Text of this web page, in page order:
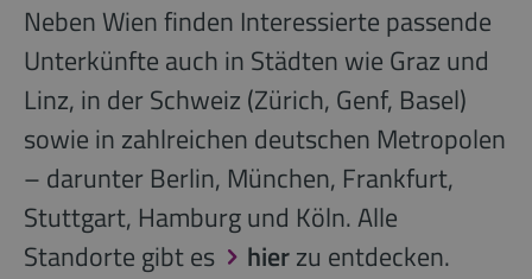
Neben Wien finden Interessierte passende
Unterkünfte auch in Städten wie Graz und
Linz, in der Schweiz (Zürich, Genf, Basel)
sowie in zahlreichen deutschen Metropolen
– darunter Berlin, München, Frankfurt,
Stuttgart, Hamburg und Köln. Alle
Standorte gibt es
hierzu entdecken.